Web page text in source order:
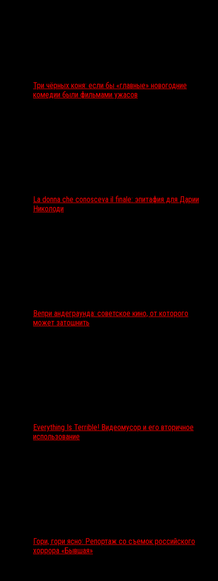
Три чёрных коня: если бы «главные» новогодние
комедии были фильмами ужасов
La donna che conosceva il finale: эпитафия для Дарии
Николоди
Вепри андеграунда: советское кино, от которого
может затошнить
Everything Is Terrible! Видеомусор и его вторичное
использование
Гори, гори ясно: Репортаж со съемок российского
хоррора «Бывшая»